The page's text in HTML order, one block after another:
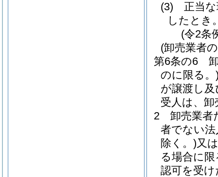
(3)
正当
したとき
(令2条
(卸売業者
第6条の6
のに限る。
が譲渡し
受人は、
2
卸売業者
者でない
除く。)又
る場合に限
認可を受